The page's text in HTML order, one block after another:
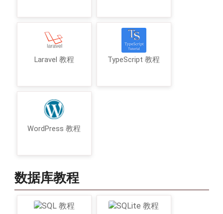
Laravel 教程 TypeScript 教程
WordPress 教程
数据库教程